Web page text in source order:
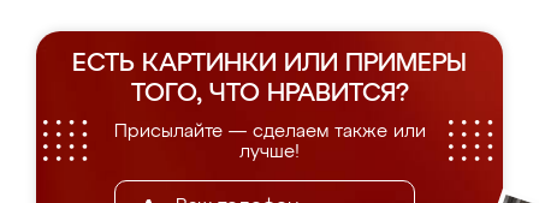
ЕСТЬ КАРТИНКИ ИЛИ ПРИМЕРЫ
ТОГО, ЧТО НРАВИТСЯ?
Присылайте — сделаем также или
лучше!